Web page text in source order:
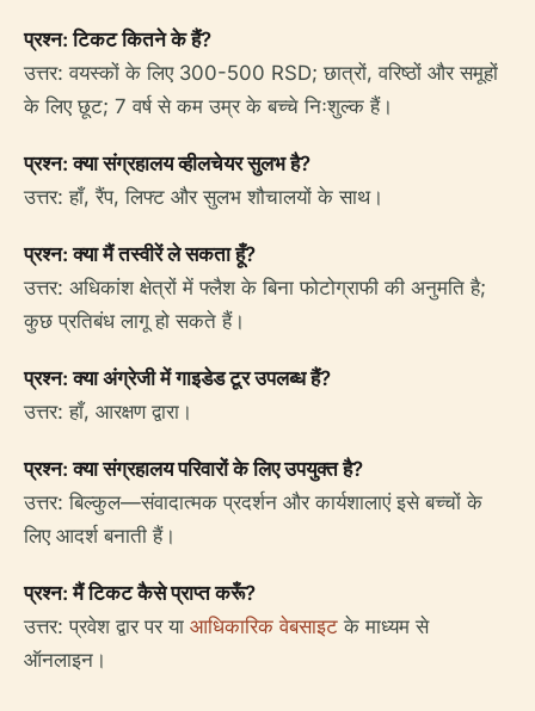
प्रश्न: टिकट कितने के हैं?
उत्तर: वयस्कों के लिए 300-500 RSD; छात्रों, वरिष्ठों और समूहों
के लिए छूट; 7 वर्ष से कम उम्र के बच्चे निःशुल्क हैं।
प्रश्न: क्या संग्रहालय व्हीलचेयर सुलभ है?
उत्तर: हाँ, रैंप, लिफ्ट और सुलभ शौचालयों के साथ।
प्रश्न: क्या मैं तस्वीरें ले सकता हूँ?
उत्तर: अधिकांश क्षेत्रों में फ्लैश के बिना फोटोग्राफी की अनुमति है;
कुछ प्रतिबंध लागू हो सकते हैं।
प्रश्न: क्या अंग्रेजी में गाइडेड टूर उपलब्ध हैं?
उत्तर: हाँ, आरक्षण द्वारा।
प्रश्न: क्या संग्रहालय परिवारों के लिए उपयुक्त है?
उत्तर: बिल्कुल—संवादात्मक प्रदर्शन और कार्यशालाएं इसे बच्चों के
लिए आदर्श बनाती हैं।
प्रश्न: मैं टिकट कैसे प्राप्त करूँ?
उत्तर: प्रवेश द्वार पर या आधिकारिक वेबसाइट के माध्यम से
ऑनलाइन।